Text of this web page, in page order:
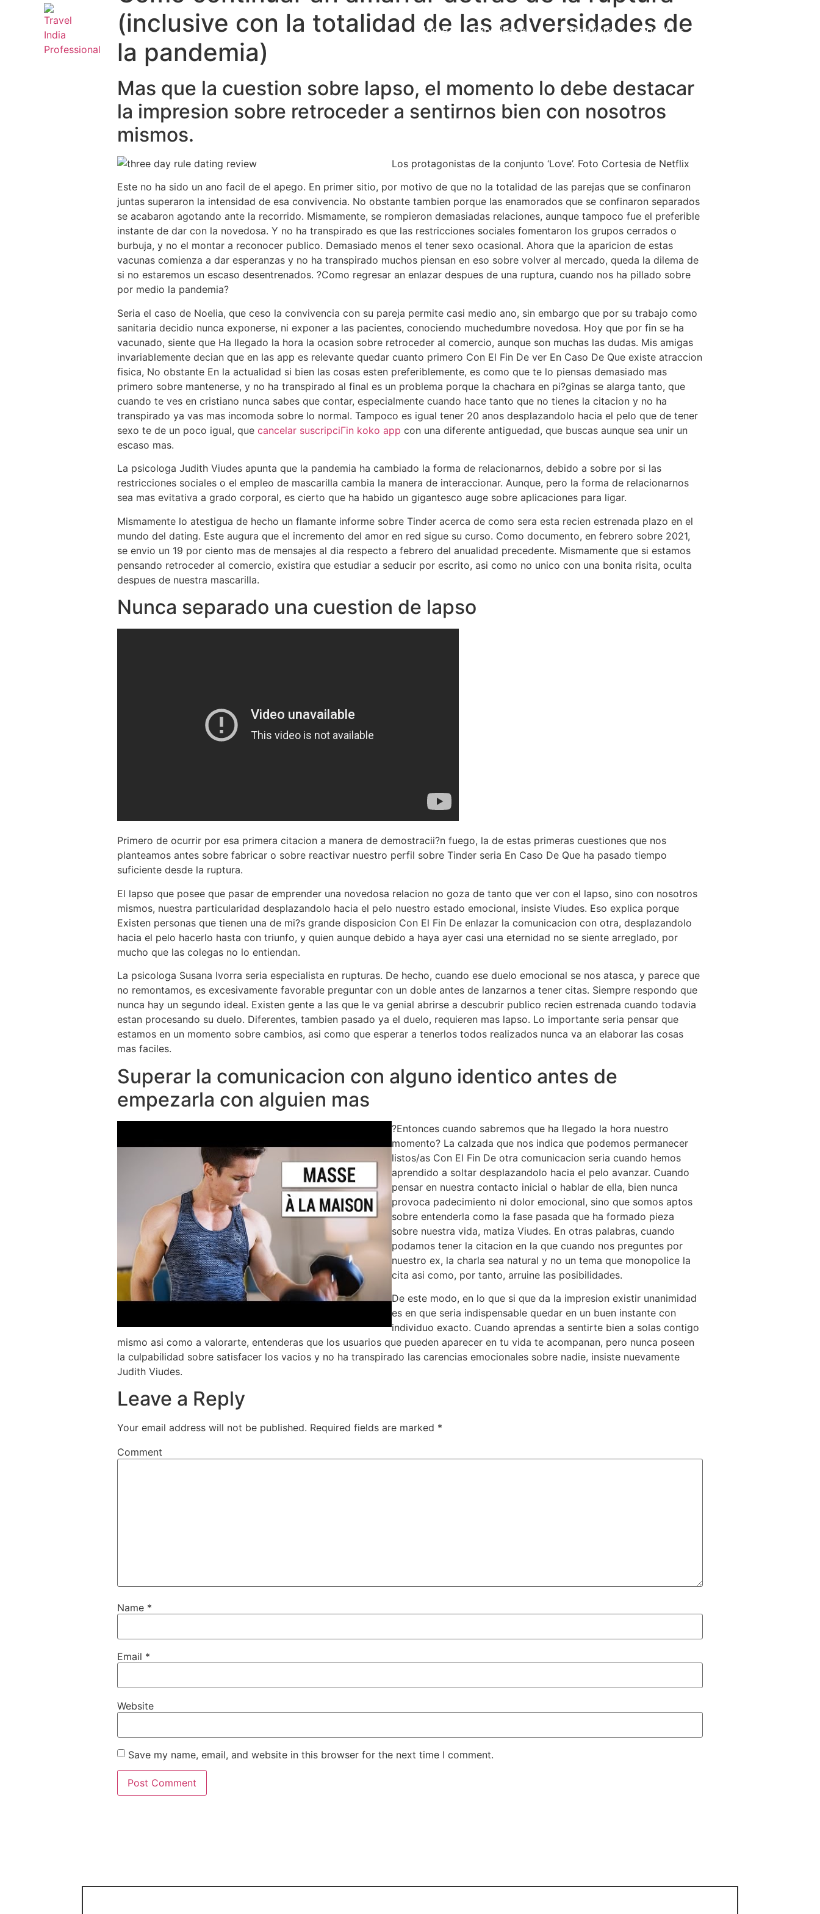
Home Experiences Destinations About Us
(inclusive con la totalidad de las adversidades de
la pandemia)
Mas que la cuestion sobre lapso, el momento lo debe destacar
la impresion sobre retroceder a sentirnos bien con nosotros
mismos.
Los protagonistas de la conjunto ‘Love’. Foto Cortesia de Netflix
Este no ha sido un ano facil de el apego. En primer sitio, por motivo de que no la totalidad de las parejas que se confinaron
juntas superaron la intensidad de esa convivencia. No obstante tambien porque las enamorados que se confinaron separados
se acabaron agotando ante la recorrido. Mismamente, se rompieron demasiadas relaciones, aunque tampoco fue el preferible
instante de dar con la novedosa. Y no ha transpirado es que las restricciones sociales fomentaron los grupos cerrados o
burbuja, y no el montar a reconocer publico. Demasiado menos el tener sexo ocasional. Ahora que la aparicion de estas
vacunas comienza a dar esperanzas y no ha transpirado muchos piensan en eso sobre volver al mercado, queda la dilema de
si no estaremos un escaso desentrenados. ?Como regresar an enlazar despues de una ruptura, cuando nos ha pillado sobre
por medio la pandemia?
Seria el caso de Noelia, que ceso la convivencia con su pareja permite casi medio ano, sin embargo que por su trabajo como
sanitaria decidio nunca exponerse, ni exponer a las pacientes, conociendo muchedumbre novedosa. Hoy que por fin se ha
vacunado, siente que Ha llegado la hora la ocasion sobre retroceder al comercio, aunque son muchas las dudas. Mis amigas
invariablemente decian que en las app es relevante quedar cuanto primero Con El Fin De ver En Caso De Que existe atraccion
fisica, No obstante En la actualidad si bien las cosas esten preferiblemente, es como que te lo piensas demasiado mas
primero sobre mantenerse, y no ha transpirado al final es un problema porque la chachara en pi?ginas se alarga tanto, que
cuando te ves en cristiano nunca sabes que contar, especialmente cuando hace tanto que no tienes la citacion y no ha
transpirado ya vas mas incomoda sobre lo normal. Tampoco es igual tener 20 anos desplazandolo hacia el pelo que de tener
sexo te de un poco igual, que cancelar suscripciГіn koko app con una diferente antiguedad, que buscas aunque sea unir un
escaso mas.
La psicologa Judith Viudes apunta que la pandemia ha cambiado la forma de relacionarnos, debido a sobre por si las
restricciones sociales o el empleo de mascarilla cambia la manera de interaccionar. Aunque, pero la forma de relacionarnos
sea mas evitativa a grado corporal, es cierto que ha habido un gigantesco auge sobre aplicaciones para ligar.
Mismamente lo atestigua de hecho un flamante informe sobre Tinder acerca de como sera esta recien estrenada plazo en el
mundo del dating. Este augura que el incremento del amor en red sigue su curso. Como documento, en febrero sobre 2021,
se envio un 19 por ciento mas de mensajes al dia respecto a febrero del anualidad precedente. Mismamente que si estamos
pensando retroceder al comercio, existira que estudiar a seducir por escrito, asi como no unico con una bonita risita, oculta
despues de nuestra mascarilla.
Nunca separado una cuestion de lapso
Primero de ocurrir por esa primera citacion a manera de demostracii?n fuego, la de estas primeras cuestiones que nos
planteamos antes sobre fabricar o sobre reactivar nuestro perfil sobre Tinder seria En Caso De Que ha pasado tiempo
suficiente desde la ruptura.
El lapso que posee que pasar de emprender una novedosa relacion no goza de tanto que ver con el lapso, sino con nosotros
mismos, nuestra particularidad desplazandolo hacia el pelo nuestro estado emocional, insiste Viudes. Eso explica porque
Existen personas que tienen una de mi?s grande disposicion Con El Fin De enlazar la comunicacion con otra, desplazandolo
hacia el pelo hacerlo hasta con triunfo, y quien aunque debido a haya ayer casi una eternidad no se siente arreglado, por
mucho que las colegas no lo entiendan.
La psicologa Susana Ivorra seria especialista en rupturas. De hecho, cuando ese duelo emocional se nos atasca, y parece que
no remontamos, es excesivamente favorable preguntar con un doble antes de lanzarnos a tener citas. Siempre respondo que
nunca hay un segundo ideal. Existen gente a las que le va genial abrirse a descubrir publico recien estrenada cuando todavia
estan procesando su duelo. Diferentes, tambien pasado ya el duelo, requieren mas lapso. Lo importante seria pensar que
estamos en un momento sobre cambios, asi como que esperar a tenerlos todos realizados nunca va an elaborar las cosas
mas faciles.
Superar la comunicacion con alguno identico antes de
empezarla con alguien mas
?Entonces cuando sabremos que ha llegado la hora nuestro
momento? La calzada que nos indica que podemos permanecer
listos/as Con El Fin De otra comunicacion seria cuando hemos
aprendido a soltar desplazandolo hacia el pelo avanzar. Cuando
pensar en nuestra contacto inicial o hablar de ella, bien nunca
provoca padecimiento ni dolor emocional, sino que somos aptos
sobre entenderla como la fase pasada que ha formado pieza
sobre nuestra vida, matiza Viudes. En otras palabras, cuando
podamos tener la citacion en la que cuando nos preguntes por
nuestro ex, la charla sea natural y no un tema que monopolice la
cita asi como, por tanto, arruine las posibilidades.
De este modo, en lo que si que da la impresion existir unanimidad
es en que seria indispensable quedar en un buen instante con
individuo exacto. Cuando aprendas a sentirte bien a solas contigo
mismo asi como a valorarte, entenderas que los usuarios que pueden aparecer en tu vida te acompanan, pero nunca poseen
la culpabilidad sobre satisfacer los vacios y no ha transpirado las carencias emocionales sobre nadie, insiste nuevamente
Judith Viudes.
Leave a Reply
Your email address will not be published. Required fields are marked *
Comment
Name *
Email *
Website
Save my name, email, and website in this browser for the next time I comment.